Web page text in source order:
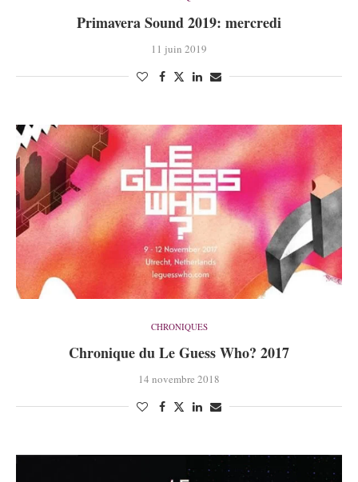
Primavera Sound 2019: mercredi
11 juin 2019
CHRONIQUES
Chronique du Le Guess Who? 2017
14 novembre 2018